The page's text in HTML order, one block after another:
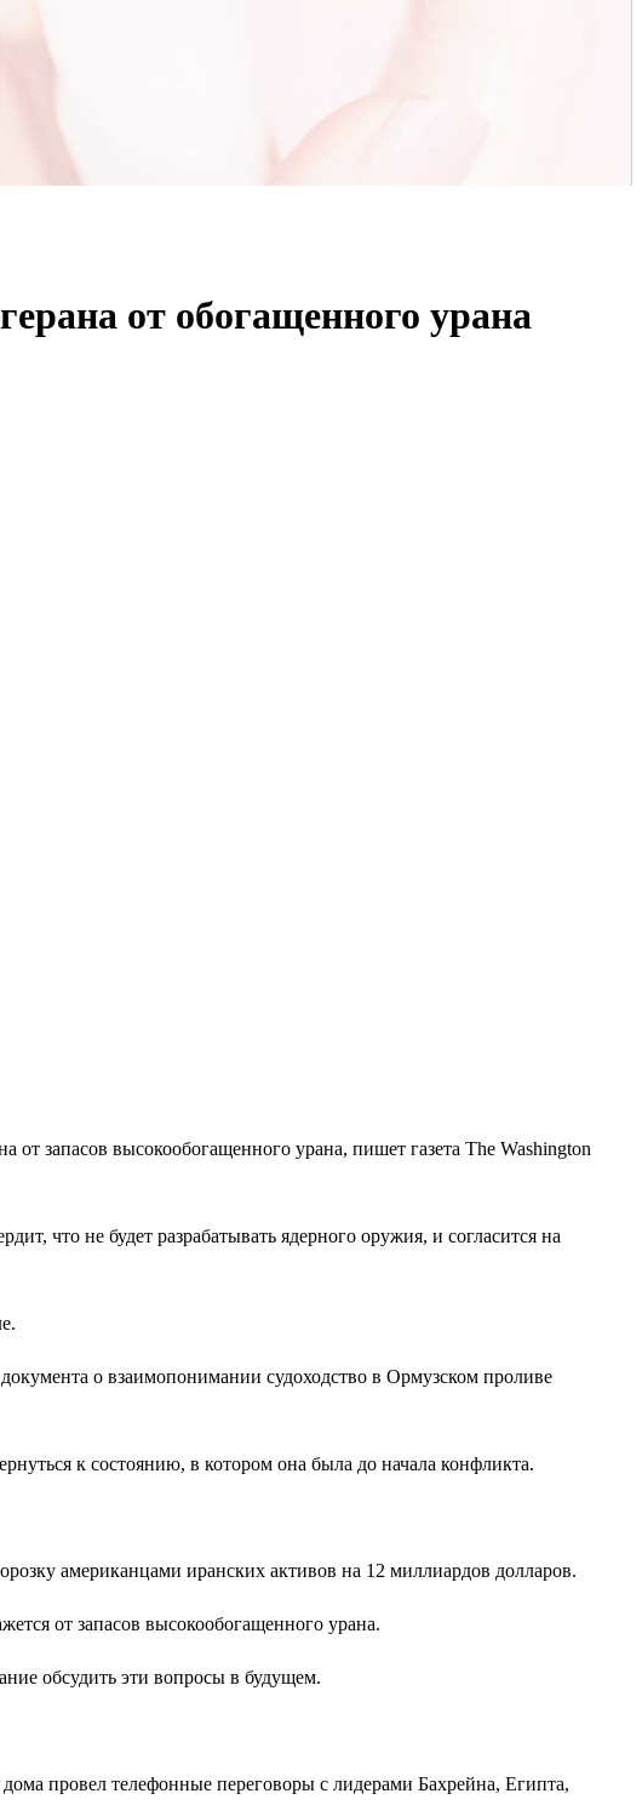
от обогащенного урана
запасов высокообогащенного урана, пишет газета The Washington
что не будет разрабатывать ядерного оружия, и согласится на
о взаимопонимании судоходство в Ормузском проливе
к состоянию, в котором она была до начала конфликта.
американцами иранских активов на 12 миллиардов долларов.
от запасов высокообогащенного урана.
обсудить эти вопросы в будущем.
провел телефонные переговоры с лидерами Бахрейна, Египта,